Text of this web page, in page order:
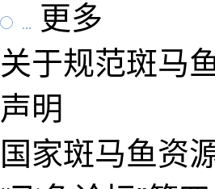
更多
关于规范斑马
声明
国家斑马鱼资